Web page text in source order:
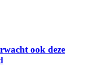
ook deze